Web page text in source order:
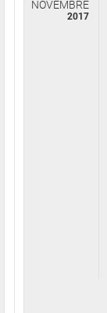
NOVEMBRE
2017